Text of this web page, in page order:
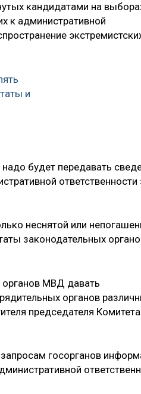
кандидатами на
к административной
и
будет передавать
ответственности
неснятой или
законодательных
органов МВД давать
органов
председателя
госорганов